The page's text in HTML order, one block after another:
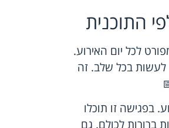
התוכנית
לכל יום האירוע.
לעשות בכל שלב. זה
בפגישה זו תוכלו
ברורות לכולם. גם